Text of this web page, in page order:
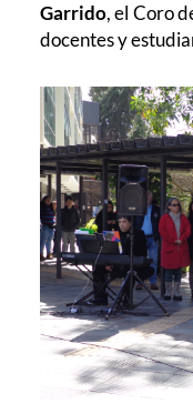
Garrido, el Coro
docentes y